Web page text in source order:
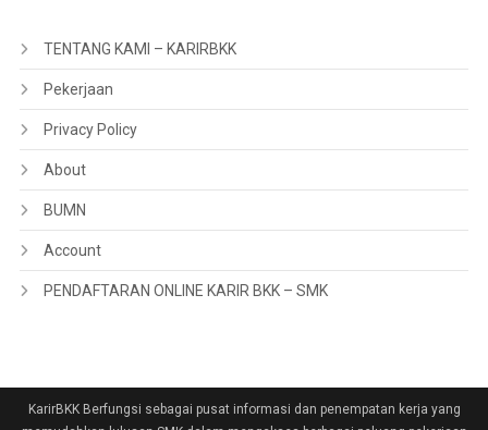
TENTANG KAMI – KARIRBKK
Pekerjaan
Privacy Policy
About
BUMN
Account
PENDAFTARAN ONLINE KARIR BKK – SMK
KarirBKK Berfungsi sebagai pusat informasi dan penempatan kerja yang